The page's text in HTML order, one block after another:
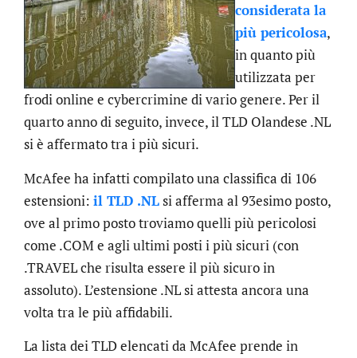
considerata la
più pericolosa,
in quanto più
utilizzata per
frodi online e cybercrimine di vario genere. Per il
quarto anno di seguito, invece, il TLD Olandese .NL
si è affermato tra i più sicuri.
McAfee ha infatti compilato una classifica di 106
estensioni: il TLD .NLsi afferma al 93esimo posto,
ove al primo posto troviamo quelli più pericolosi
come .COM e agli ultimi posti i più sicuri (con
.TRAVEL che risulta essere il più sicuro in
assoluto). L’estensione .NL si attesta ancora una
volta tra le più affidabili.
La lista dei TLD elencati da McAfee prende in